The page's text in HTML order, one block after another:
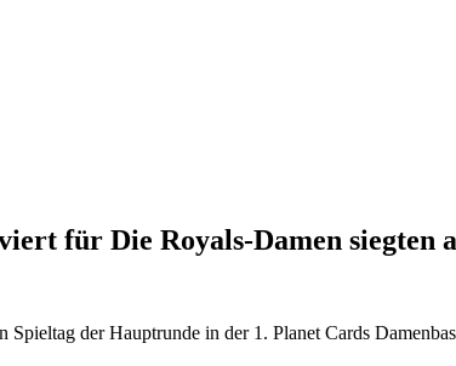
für Die Royals-Damen siegten
der Hauptrunde in der 1. Planet Cards